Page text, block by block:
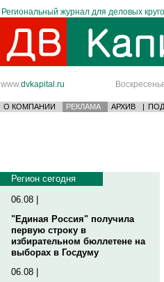
Региональный журнал для деловых
www.dvkapital.ru
О КОМПАНИИ РЕКЛАМА АРХИВ |
Регион сегодня
06.08 |
"Единая Россия" получила
первую строку в
избирательном бюллетене на
выборах в Госдуму
06.08 |